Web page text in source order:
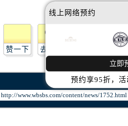
写字楼16层1603室（需提前预约）
州中心办公楼C座22层08室（需提
易大厦38层09室（需提前预约）
12楼1224室（需提前预约）
润大厦B座12楼03室（需提前预约
中心写字楼A座7楼709室（需提前
22层04室（需提前预约）
赞一下 去提问
线上网络预约
立即
预约享95折，